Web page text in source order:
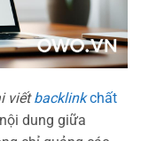
viếtbacklinkchất
dung giữa